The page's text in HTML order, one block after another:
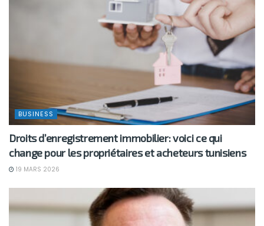
BUSINESS
Droits d’enregistrement immobilier: voici ce qui
change pour les propriétaires et acheteurs tunisiens
19 MARS 2026